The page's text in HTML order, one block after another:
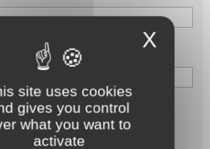
:
X
site uses cookies
gives you control
what you want to
activate